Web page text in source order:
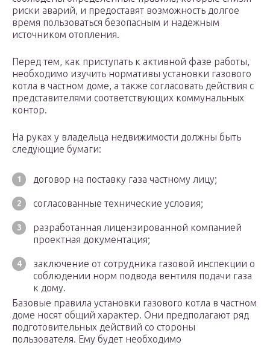
риски аварий, и предоставят возможность долгое
время пользоваться безопасным и надежным
источником отопления.
Перед тем, как приступать к активной фазе работы,
необходимо изучить нормативы установки газового
котла в частном доме, а также согласовать действия с
представителями соответствующих коммунальных
контор.
На руках у владельца недвижимости должны быть
следующие бумаги:
договор на поставку газа частному лицу;
согласованные технические условия;
разработанная лицензированной компанией
проектная документация;
заключение от сотрудника газовой инспекции о
соблюдении норм подвода вентиля подачи газа
к дому.
Базовые правила установки газового котла в частном
доме носят общий характер. Они предполагают ряд
подготовительных действий со стороны
пользователя. Ему будет необходимо